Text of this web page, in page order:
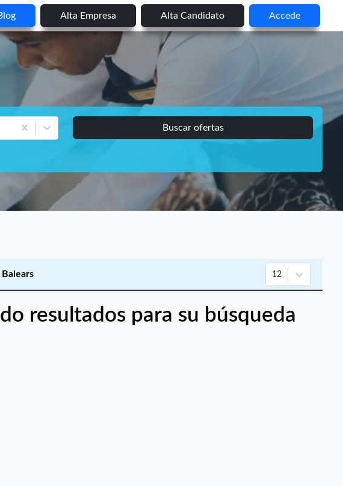
Alta Empresa Alta Candidato Accede
Buscar ofertas
12
resultados para su búsqueda